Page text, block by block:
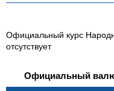
Официальный курс
отсутствует
Официальный